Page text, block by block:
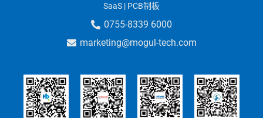
SaaS | PCB制板
0755-8339 6000
marketing@mogul-tech.com